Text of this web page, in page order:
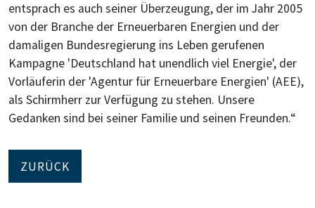
entsprach es auch seiner Überzeugung, der im Jahr 2005
von der Branche der Erneuerbaren Energien und der
damaligen Bundesregierung ins Leben gerufenen
Kampagne 'Deutschland hat unendlich viel Energie', der
Vorläuferin der 'Agentur für Erneuerbare Energien' (AEE),
als Schirmherr zur Verfügung zu stehen. Unsere
Gedanken sind bei seiner Familie und seinen Freunden.“
ZURÜCK